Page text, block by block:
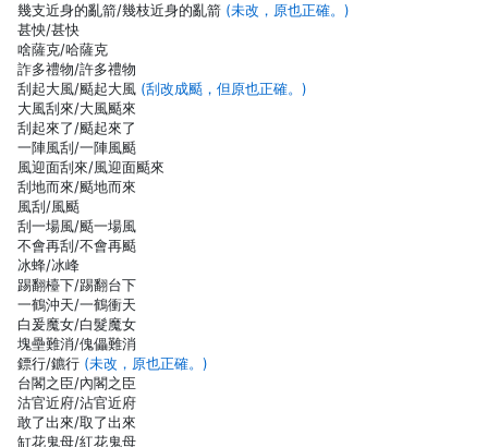
幾支近身的亂箭/幾枝近身的亂箭 (未改，原也正確。)
甚怏/甚快
啥薩克/哈薩克
詐多禮物/許多禮物
刮起大風/颳起大風 (刮改成颳，但原也正確。)
大風刮來/大風颳來
刮起來了/颳起來了
一陣風刮/一陣風颳
風迎面刮來/風迎面颳來
刮地而來/颳地而來
風刮/風颳
刮一場風/颳一場風
不會再刮/不會再颳
冰蜂/冰峰
踢翻檯下/踢翻台下
一鶴沖天/一鶴衝天
白爰魔女/白髮魔女
塊壘難消/傀儡難消
鏢行/鑣行 (未改，原也正確。)
台閣之臣/內閣之臣
沽官近府/沾官近府
敢了出來/取了出來
缸花鬼母/紅花鬼母